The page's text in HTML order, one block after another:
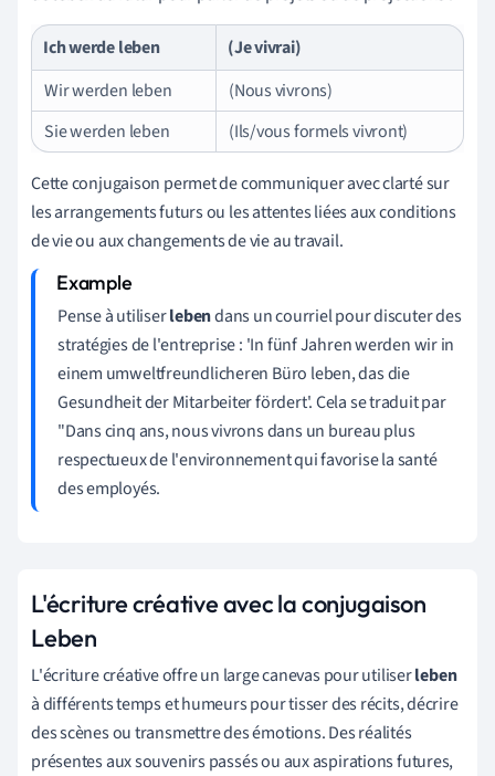
Ich werde leben
(Je vivrai)
Wir werden leben
(Nous vivrons)
Sie werden leben
(Ils/vous formels vivront)
Cette conjugaison permet de communiquer avec clarté sur
les arrangements futurs ou les attentes liées aux conditions
de vie ou aux changements de vie au travail.
Pense à utiliserlebendans un courriel pour discuter des
stratégies de l'entreprise : 'In fünf Jahren werden wir in
einem umweltfreundlicheren Büro leben, das die
Gesundheit der Mitarbeiter fördert'. Cela se traduit par
"Dans cinq ans, nous vivrons dans un bureau plus
respectueux de l'environnement qui favorise la santé
des employés.
L'écriture créative avec la conjugaison
Leben
L'écriture créative offre un large canevas pour utiliserleben
à différents temps et humeurs pour tisser des récits, décrire
des scènes ou transmettre des émotions. Des réalités
présentes aux souvenirs passés ou aux aspirations futures,